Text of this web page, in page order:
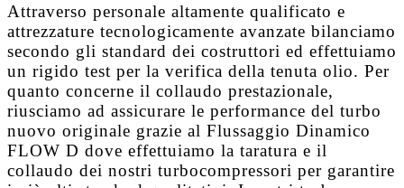
Attraverso personale altamente qualificato e
attrezzature tecnologicamente avanzate bilanciamo
secondo gli standard dei costruttori ed effettuiamo
un rigido test per la verifica della tenuta olio. Per
quanto concerne il collaudo prestazionale,
riusciamo ad assicurare le performance del turbo
nuovo originale grazie al Flussaggio Dinamico
FLOW D dove effettuiamo la taratura e il
collaudo dei nostri turbocompressori per garantire